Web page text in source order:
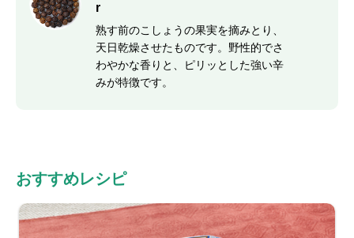
r
熟す前のこしょうの果実を摘みとり、
天日乾燥させたものです。野性的でさ
わやかな香りと、ピリッとした強い辛
みが特徴です。
おすすめレシピ